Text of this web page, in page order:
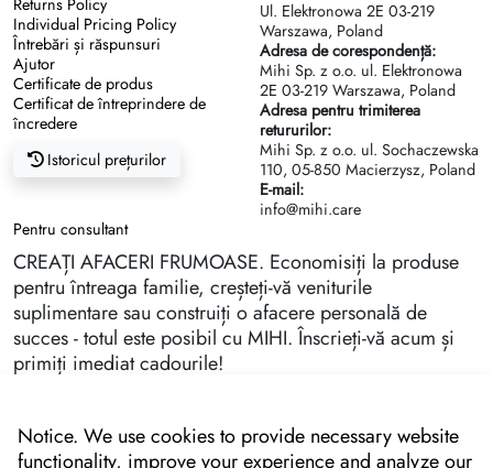
Returns Policy
Individual Pricing Policy
Întrebări și răspunsuri
Ajutor
Certificate de produs
Certificat de întreprindere de
încredere
Istoricul prețurilor
Ul. Elektronowa 2Е 03-219
Warszawa, Poland
Adresa de corespondență:
Mihi Sp. z o.o. ul. Elektronowa
2Е 03-219 Warszawa, Poland
Adresa pentru trimiterea
retururilor:
Mihi Sp. z o.o. ul. Sochaczewska
110, 05-850 Macierzysz, Poland
E-mail:
info@mihi.care
Pentru consultant
CREAȚI AFACERI FRUMOASE. Economisiți la produse
pentru întreaga familie, creșteți-vă veniturile
suplimentare sau construiți o afacere personală de
succes - totul este posibil cu MIHI. Înscrieți-vă acum și
primiți imediat cadourile!
Notice. We use cookies to provide necessary website
functionality, improve your experience and analyze our